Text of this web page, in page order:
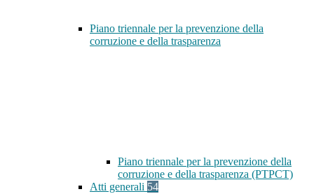
Piano triennale per la prevenzione della
corruzione e della trasparenza
Piano triennale per la prevenzione della
corruzione e della trasparenza (PTPCT)
Atti generali 54